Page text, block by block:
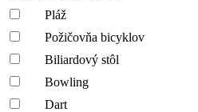
Pláž
Požičovňa bicyklov
Biliardový stôl
Bowling
Dart